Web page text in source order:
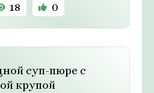
18 0
суп-пюре с
крупой